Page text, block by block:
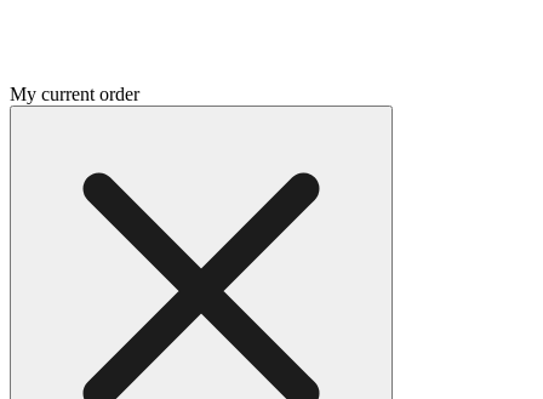
My current order